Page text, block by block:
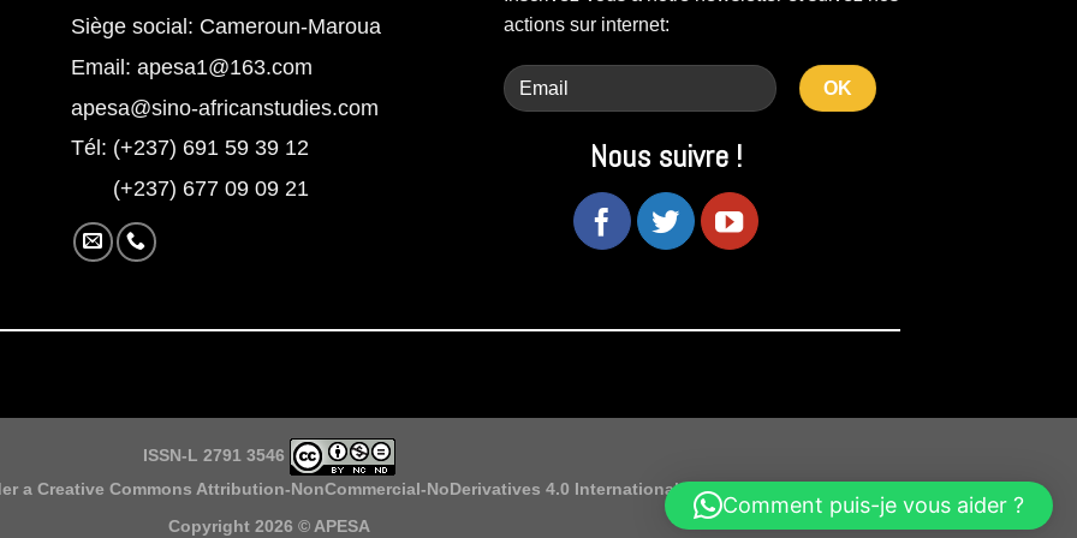
Siège social: Cameroun-Maroua
Email: apesa1@163.com
apesa@sino-africanstudies.com
Tél: (+237) 691 59 39 12
(+237) 677 09 09 21
actions sur internet:
Nous suivre !
ISSN-L 2791 3546
a Creative Commons Attribution-NonCommercial-NoDerivatives 4.0 International License
Copyright 2026 © APESA
Comment puis-je vous aider ?